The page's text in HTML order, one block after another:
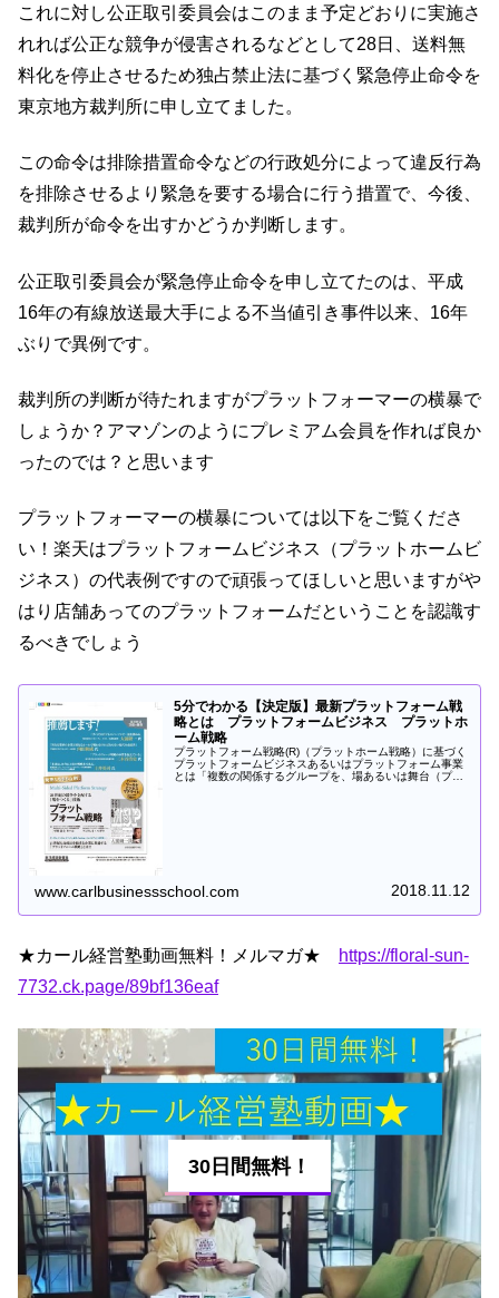
これに対し公正取引委員会はこのまま予定どおりに実施さ
れれば公正な競争が侵害されるなどとして28日、送料無
料化を停止させるため独占禁止法に基づく緊急停止命令を
東京地方裁判所に申し立てました。
この命令は排除措置命令などの行政処分によって違反行為
を排除させるより緊急を要する場合に行う措置で、今後、
裁判所が命令を出すかどうか判断します。
公正取引委員会が緊急停止命令を申し立てたのは、平成
16年の有線放送最大手による不当値引き事件以来、16年
ぶりで異例です。
裁判所の判断が待たれますがプラットフォーマーの横暴で
しょうか？アマゾンのようにプレミアム会員を作れば良か
ったのでは？と思います
プラットフォーマーの横暴については以下をご覧くださ
い！楽天はプラットフォームビジネス（プラットホームビ
ジネス）の代表例ですので頑張ってほしいと思いますがや
はり店舗あってのプラットフォームだということを認識す
るべきでしょう
5分でわかる【決定版】最新プラットフォーム戦
略とは プラットフォームビジネス プラットホ
ーム戦略
プラットフォーム戦略(R)（プラットホーム戦略）に基づく
プラットフォームビジネスあるいはプラットフォーム事業
とは「複数の関係するグループを、場あるいは舞台（プラ
www.carlbusinessschool.com 2018.11.12
★カール経営塾動画無料！メルマガ★
https://floral-sun-
7732.ck.page/89bf136eaf
30日間無料！